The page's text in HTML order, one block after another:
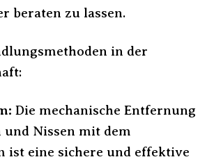
beraten zu lassen.
in der
Die mechanische Entfernung
und Nissen mit dem
ist eine sichere und effektive